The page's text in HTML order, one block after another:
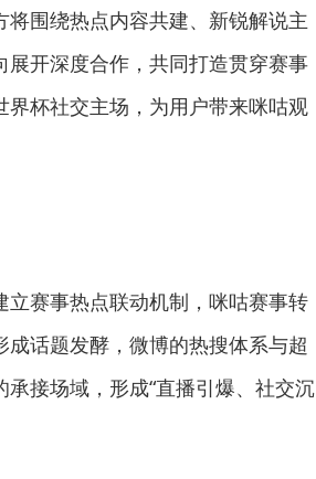
围绕热点内容共建、新锐解说主
开深度合作，共同打造贯穿赛事
杯社交主场，为用户带来咪咕观
赛事热点联动机制，咪咕赛事转
话题发酵，微博的热搜体系与超
接场域，形成“直播引爆、社交沉